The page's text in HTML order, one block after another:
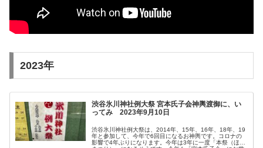
2023年
渋谷氷川神社例大祭 宮本氏子会神輿渡御に、い
ってみ 2023年9月10日
渋谷氷川神社例大祭は、2014年、15年、16年、18年、19
年と参加して、今年で6回目になるお神輿です。コロナの
影響で4年ぶりになります。今年は3年に一度「本祭（ほん